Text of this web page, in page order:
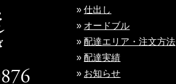
»仕出し
» オードブル
» 配達エリア・注文方法
» 配達実績
» お知らせ